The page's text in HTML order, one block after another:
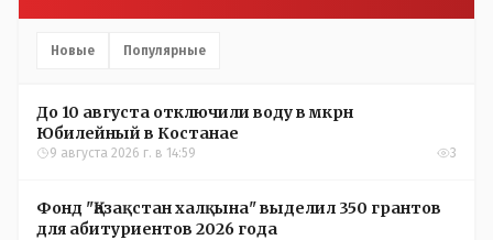
Новые Популярные
До 10 августа отключили воду в мкрн
Юбилейный в Костанае
9 августа 2026 г. в 14:59 3
Фонд "Қазақстан халқына" выделил 350 грантов
для абитуриентов 2026 года